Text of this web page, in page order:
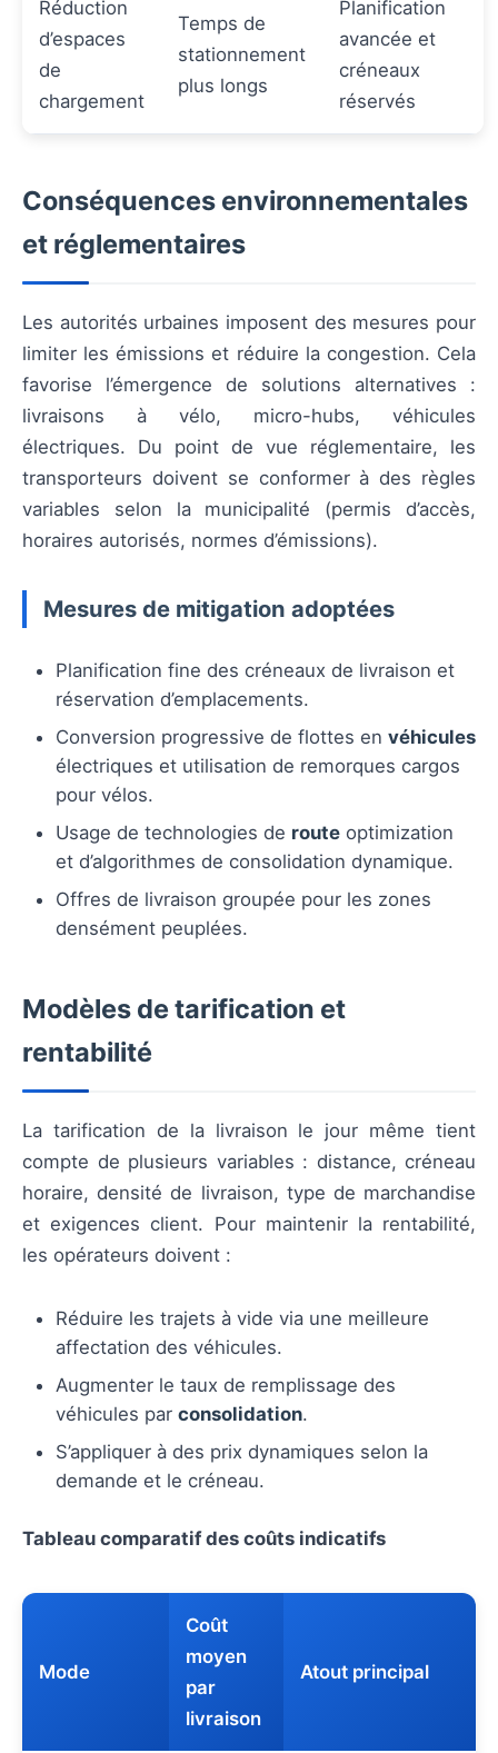
Réduction
d’espaces
de
chargement
Temps de
stationnement
plus longs
Planification
avancée et
créneaux
réservés
Conséquences environnementales
et réglementaires
Les autorités urbaines imposent des mesures pour
limiter les émissions et réduire la congestion. Cela
favorise l’émergence de solutions alternatives :
livraisons à vélo, micro-hubs, véhicules
électriques. Du point de vue réglementaire, les
transporteurs doivent se conformer à des règles
variables selon la municipalité (permis d’accès,
horaires autorisés, normes d’émissions).
Mesures de mitigation adoptées
Planification fine des créneaux de livraison et
réservation d’emplacements.
Conversion progressive de flottes en véhicules
électriques et utilisation de remorques cargos
pour vélos.
Usage de technologies de route optimization
et d’algorithmes de consolidation dynamique.
Offres de livraison groupée pour les zones
densément peuplées.
Modèles de tarification et
rentabilité
La tarification de la livraison le jour même tient
compte de plusieurs variables : distance, créneau
horaire, densité de livraison, type de marchandise
et exigences client. Pour maintenir la rentabilité,
les opérateurs doivent :
Réduire les trajets à vide via une meilleure
affectation des véhicules.
Augmenter le taux de remplissage des
véhicules par consolidation.
S’appliquer à des prix dynamiques selon la
demande et le créneau.
Tableau comparatif des coûts indicatifs
Mode
Coût
moyen
par
livraison
Atout principal